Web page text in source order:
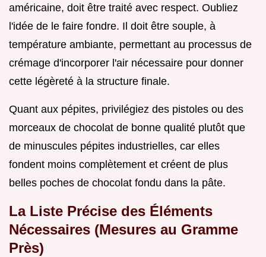
américaine, doit être traité avec respect. Oubliez
l'idée de le faire fondre. Il doit être souple, à
température ambiante, permettant au processus de
crémage d'incorporer l'air nécessaire pour donner
cette légèreté à la structure finale.
Quant aux pépites, privilégiez des pistoles ou des
morceaux de chocolat de bonne qualité plutôt que
de minuscules pépites industrielles, car elles
fondent moins complètement et créent de plus
belles poches de chocolat fondu dans la pâte.
La Liste Précise des Éléments
Nécessaires (Mesures au Gramme
Près)